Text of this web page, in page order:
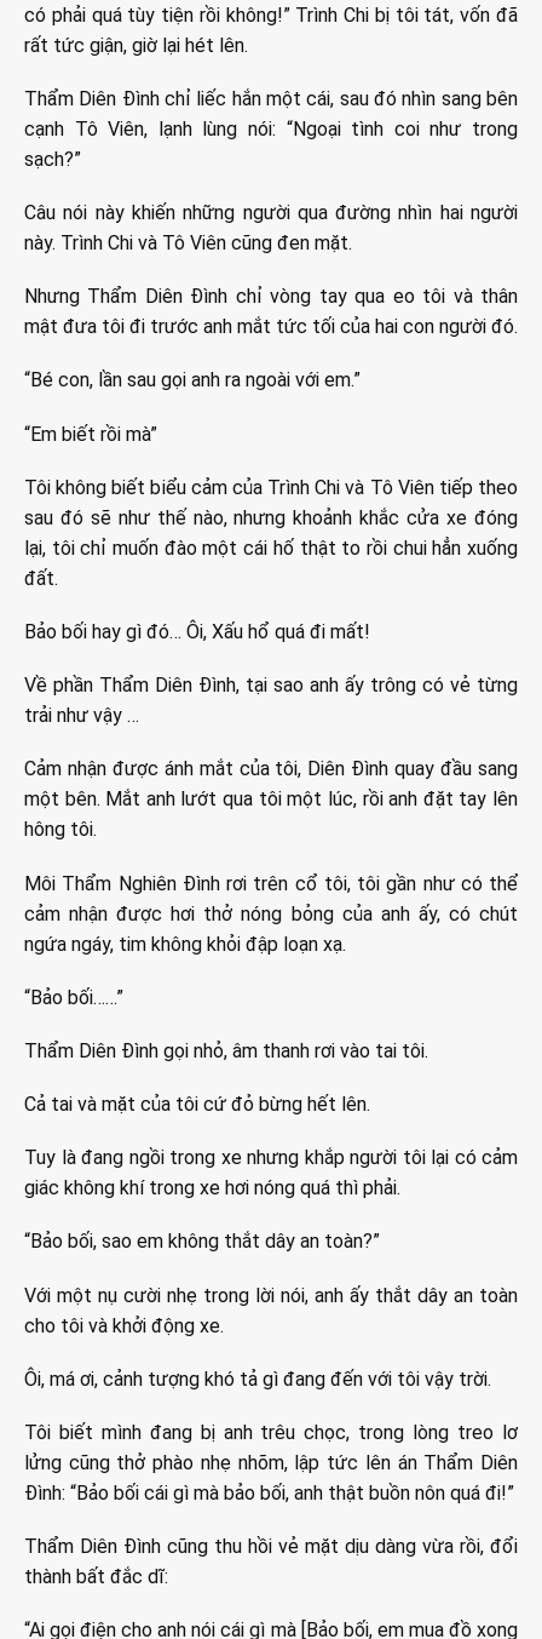
có phải quá tùy tiện rồi không!” Trình Chi bị tôi tát, vốn đã
rất tức giận, giờ lại hét lên.
Thẩm Diên Đình chỉ liếc hắn một cái, sau đó nhìn sang bên
cạnh Tô Viên, lạnh lùng nói: “Ngoại tình coi như trong
sạch?”
Câu nói này khiến những người qua đường nhìn hai người
này. Trình Chi và Tô Viên cũng đen mặt.
Nhưng Thẩm Diên Đình chỉ vòng tay qua eo tôi và thân
mật đưa tôi đi trước anh mắt tức tối của hai con người đó.
“Bé con, lần sau gọi anh ra ngoài với em.”
“Em biết rồi mà”
Tôi không biết biểu cảm của Trình Chi và Tô Viên tiếp theo
sau đó sẽ như thế nào, nhưng khoảnh khắc cửa xe đóng
lại, tôi chỉ muốn đào một cái hố thật to rồi chui hẳn xuống
đất.
Bảo bối hay gì đó… Ôi, Xấu hổ quá đi mất!
Về phần Thẩm Diên Đình, tại sao anh ấy trông có vẻ từng
trải như vậy …
Cảm nhận được ánh mắt của tôi, Diên Đình quay đầu sang
một bên. Mắt anh lướt qua tôi một lúc, rồi anh đặt tay lên
hông tôi.
Môi Thẩm Nghiên Đình rơi trên cổ tôi, tôi gần như có thể
cảm nhận được hơi thở nóng bỏng của anh ấy, có chút
ngứa ngáy, tim không khỏi đập loạn xạ.
“Bảo bối……”
Thẩm Diên Đình gọi nhỏ, âm thanh rơi vào tai tôi.
Cả tai và mặt của tôi cứ đỏ bừng hết lên.
Tuy là đang ngồi trong xe nhưng khắp người tôi lại có cảm
giác không khí trong xe hơi nóng quá thì phải.
“Bảo bối, sao em không thắt dây an toàn?”
Với một nụ cười nhẹ trong lời nói, anh ấy thắt dây an toàn
cho tôi và khởi động xe.
Ôi, má ơi, cảnh tượng khó tả gì đang đến với tôi vậy trời.
Tôi biết mình đang bị anh trêu chọc, trong lòng treo lơ
lửng cũng thở phào nhẹ nhõm, lập tức lên án Thẩm Diên
Đình: “Bảo bối cái gì mà bảo bối, anh thật buồn nôn quá đi!”
Thẩm Diên Đình cũng thu hồi vẻ mặt dịu dàng vừa rồi, đổi
thành bất đắc dĩ:
“Ai gọi điện cho anh nói cái gì mà [Bảo bối, em mua đồ xong